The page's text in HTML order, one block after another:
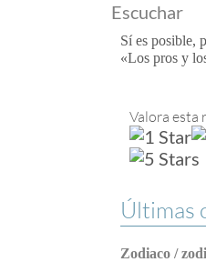
Escuchar
Sí es posible,
«Los pros y
Valora esta
Últimas
Zodiaco /